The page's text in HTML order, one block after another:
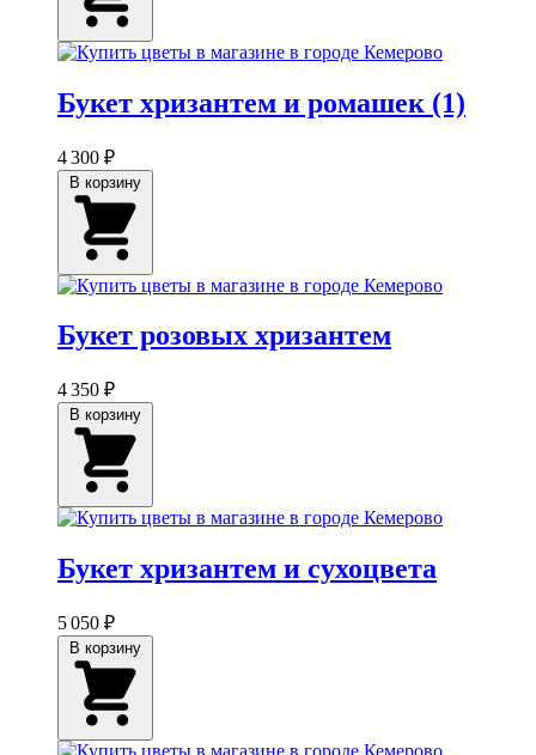
Букет хризантем и ромашек (1)
4 300 ₽
Букет розовых хризантем
4 350 ₽
Букет хризантем и сухоцвета
5 050 ₽